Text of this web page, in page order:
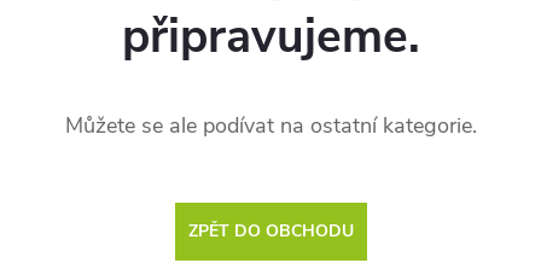
připravujeme.
Můžete se ale podívat na ostatní kategorie.
ZPĚT DO OBCHODU